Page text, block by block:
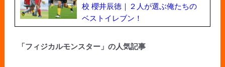
校 櫻井辰徳｜２人が選ぶ俺たちの
ベストイレブン！
「フィジカルモンスター」の人気記事